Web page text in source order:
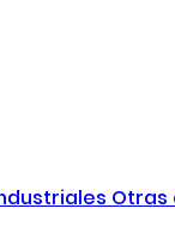
Otras